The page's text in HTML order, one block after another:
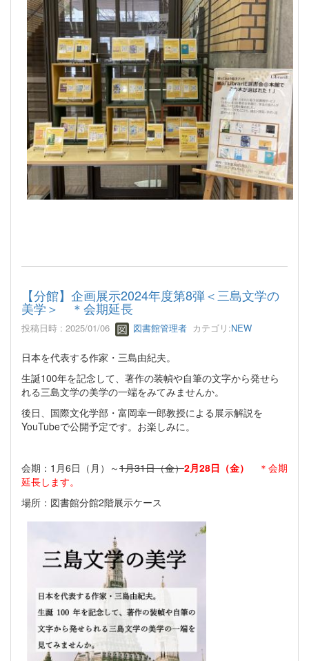
【分館】企画展示2024年度第8弾＜三島文学の
美学＞ ＊会期延長
投稿日時 : 2025/01/06 図書館管理者 カテゴリ:NEW
日本を代表する作家・三島由紀夫。
生誕100年を記念して、著作の装幀や自筆の文字から発せら
れる三島文学の美学の一端をみてみませんか。
後日、国際文化学部・富岡幸一郎教授による展示解説を
YouTubeで公開予定です。お楽しみに。
会期：1月6日（月）～1月31日（金）2月28日（金）
＊会期
延長します。
場所：図書館分館2階展示ケース